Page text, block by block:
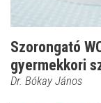
Szorongató
gyermekkori
Dr. Bókay János